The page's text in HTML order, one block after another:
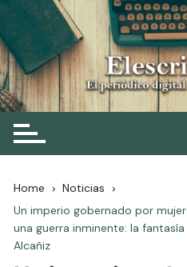
Skip
to
content
Elescritor.es
El periódico digital de los
Home
Noticias
Un imperio gobernado por
una guerra inminente: la
Alcañiz